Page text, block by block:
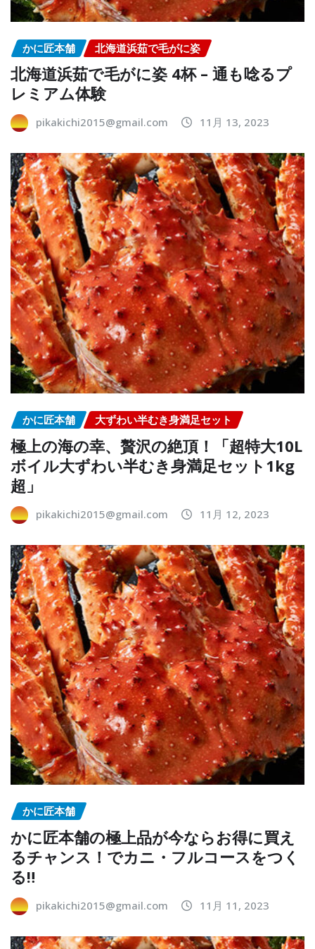
かに匠本舗 北海道浜茹で毛がに姿
北海道浜茹で毛がに姿 4杯 – 通も唸るプ
レミアム体験
pikakichi2015@gmail.com 11月 13, 2023
かに匠本舗 大ずわい半むき身満足セット
極上の海の幸、贅沢の絶頂！「超特大10L
ボイル大ずわい半むき身満足セット1kg
超」
pikakichi2015@gmail.com 11月 12, 2023
かに匠本舗
かに匠本舗の極上品が今ならお得に買え
るチャンス！でカニ・フルコースをつく
る‼
pikakichi2015@gmail.com 11月 11, 2023